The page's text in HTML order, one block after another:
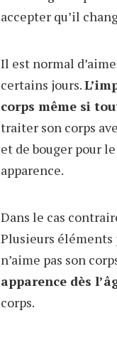
accepter qu’il
Il est normal
certains jours.
corps même si
traiter son corps
et de bouger pour
apparence.
Dans le cas
Plusieurs éléments
n’aime pas son
apparence dès
corps.